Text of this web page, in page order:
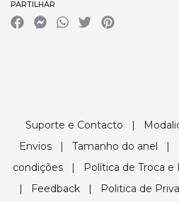
PARTILHAR
Suporte e Contacto |
Envios| Tamanho do anel |
condições | Política de Troca e
|
Feedback| Politica de